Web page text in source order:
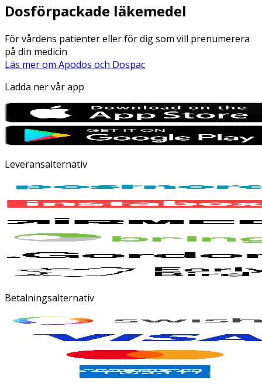
Dosförpackade läkemedel
För vårdens patienter eller för dig som vill prenumerera
på din medicin
Läs mer om Apodos och Dospac
Ladda ner vår app
Leveransalternativ
Betalningsalternativ